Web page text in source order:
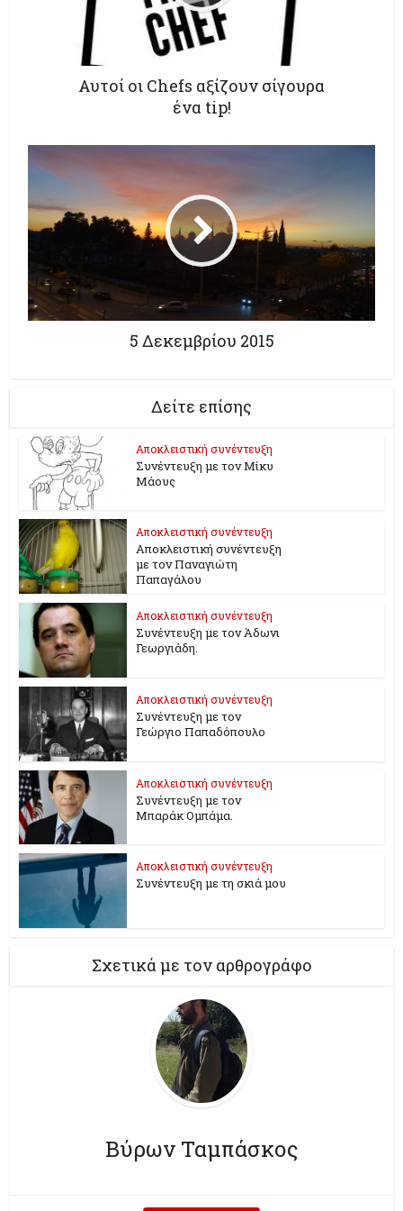
Αυτοί οι Chefs αξίζουν σίγουρα
ένα tip!
5 Δεκεμβρίου 2015
Δείτε επίσης
Αποκλειστική συνέντευξη
Συνέντευξη με τον Μίκυ
Μάους
Αποκλειστική συνέντευξη
Αποκλειστική συνέντευξη
με τον Παναγιώτη
Παπαγάλου
Αποκλειστική συνέντευξη
Συνέντευξη με τον Άδωνι
Γεωργιάδη.
Αποκλειστική συνέντευξη
Συνέντευξη με τον
Γεώργιο Παπαδόπουλο
Αποκλειστική συνέντευξη
Συνέντευξη με τον
Μπαράκ Ομπάμα.
Αποκλειστική συνέντευξη
Συνέντευξη με τη σκιά μου
Σχετικά με τον αρθρογράφο
Βύρων Ταμπάσκος